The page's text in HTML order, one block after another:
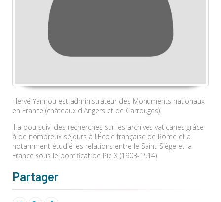
Hervé Yannou est administrateur des Monuments nationaux
en France (châteaux d'Angers et de Carrouges).
Il a poursuivi des recherches sur les archives vaticanes grâce
à de nombreux séjours à l'École française de Rome et a
notamment étudié les relations entre le Saint-Siège et la
France sous le pontificat de Pie X (1903-1914).
Partager